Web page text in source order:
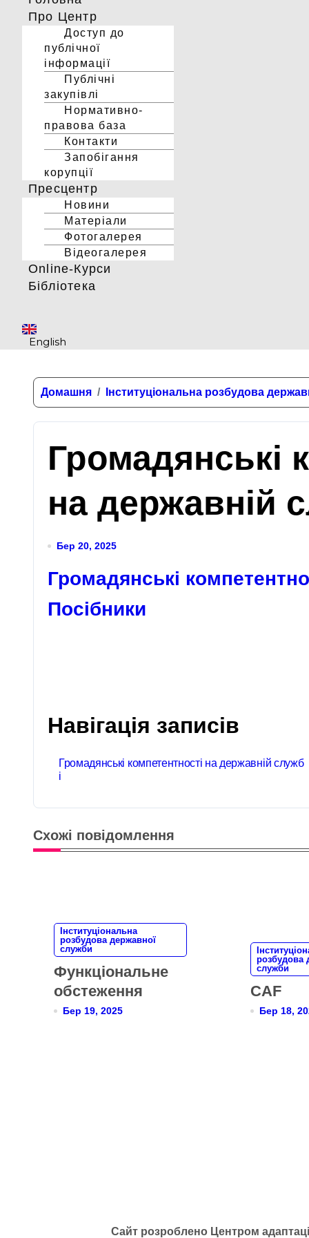
Про Центр
Доступ до
публічної
інформації
Публічні
закупівлі
Нормативно-
правова база
Контакти
Запобігання
корупції
Пресцентр
Новини
Матеріали
Фотогалерея
Відеогалерея
Online-Курси
Бібліотека
English
Домашня Інституціональна розбудова
Громадянські
на державній
Бер 20, 2025
Громадянські
Посібники
Навігація записів
Громадянські компетентності на державній служб
і
Схожі повідомлення
Інституціональна
розбудова державної
служби
Функціональне
обстеження
Бер 19, 2025
розбудова
служби
CAF
Бер 18,
Сайт розроблено Центром